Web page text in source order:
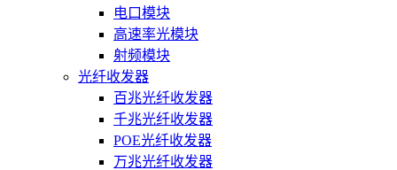
电口模块
高速率光模块
射频模块
光纤收发器
百兆光纤收发器
千兆光纤收发器
POE光纤收发器
万兆光纤收发器